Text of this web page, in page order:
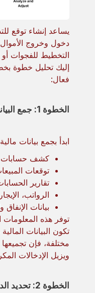
يساعد إنشاء توقع
دخول وخروج
التخطيط للفجوات
إليك تحليل خطوة
فعال:
الخطوة 1: جمع البيانات المالية
ابدأ بجمع بيانات
كشف حسابات
توقعات
تقارير
الرواتب،
بيانات الإنفاق
توفر هذه
تكون البيانات
مختلفة، فإن
ويزيل الإدخالات
الخطوة 2: تحديد الدخل والمصروفات المتكررة